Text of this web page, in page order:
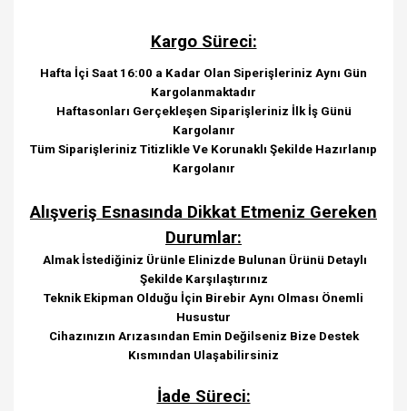
Kargo Süreci:
Hafta İçi Saat 16:00 a Kadar Olan Siperişleriniz Aynı Gün
Kargolanmaktadır
Haftasonları Gerçekleşen Siparişleriniz İlk İş Günü
Kargolanır
Tüm Siparişleriniz Titizlikle Ve Korunaklı Şekilde Hazırlanıp
Kargolanır
Alışveriş Esnasında Dikkat Etmeniz Gereken
Durumlar:
Almak İstediğiniz Ürünle Elinizde Bulunan Ürünü Detaylı
Şekilde Karşılaştırınız
Teknik Ekipman Olduğu İçin Birebir Aynı Olması Önemli
Husustur
Cihazınızın Arızasından Emin Değilseniz Bize Destek
Kısmından Ulaşabilirsiniz
İade Süreci: